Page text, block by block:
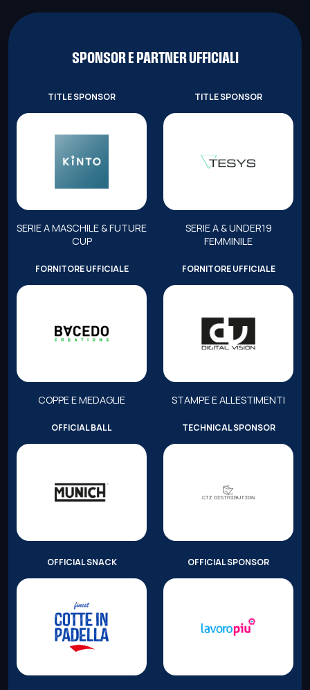
SPONSOR E PARTNER UFFICIALI
TITLE SPONSOR
SERIE A MASCHILE & FUTURE
CUP
TITLE SPONSOR
SERIE A & UNDER19
FEMMINILE
FORNITORE UFFICIALE
COPPE E MEDAGLIE
FORNITORE UFFICIALE
STAMPE E ALLESTIMENTI
OFFICIAL BALL TECHNICAL SPONSOR
OFFICIAL SNACK OFFICIAL SPONSOR